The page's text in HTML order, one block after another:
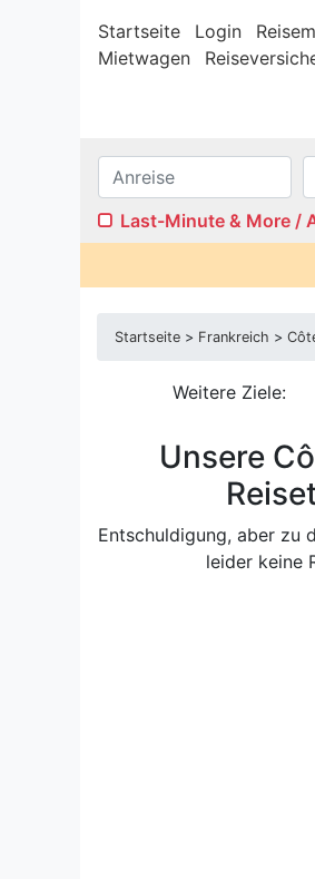
Startseite Login
Mietwagen
Last-Minute & More /
Sauna
Klimaanlage
Ferienwohnungen
Startseite > Frankreich >
Weitere Ziele:
Unsere
Entschuldigung, aber zu
leider keine